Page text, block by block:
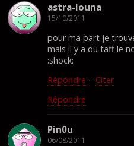
astra-louna
15/10/2011
pour ma part je
mais il y a du taff le
:shock:
Répondre – Citer
Répondre
Pin0u
06/08/2011